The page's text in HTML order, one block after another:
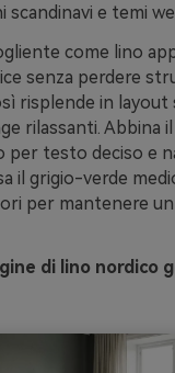
scandinavi e temi
come lino
senza perdere
risplende in layout
rilassanti. Abbina
testo deciso e
il grigio-verde
per mantenere
di lino nordico